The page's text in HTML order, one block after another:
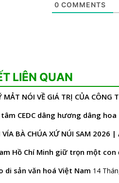
0 COMMENTS
LIÊN QUAN
MẢT NÓI VỀ GIÁ TRỊ CỦA CÔNG
CEDC dâng hương dâng
VÍA BÀ CHÚA XỨ NÚI SAM 2026 |
Hồ Chí Minh giữ trọn một con
di sản văn hoá Việt Nam 14